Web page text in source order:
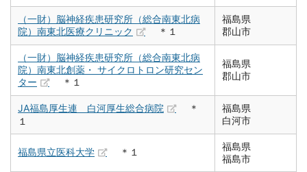
（一財）脳神経疾患研究所（総合南東北病
院）南東北医療クリニック
＊１
福島県
郡山市
（一財）脳神経疾患研究所（総合南東北病
院）南東北創薬・ サイクロトロン研究セン
ター
＊１
福島県
郡山市
JA福島厚生連 白河厚生総合病院
＊
１
福島県
白河市
福島県立医科大学 ＊１
福島県
福島市